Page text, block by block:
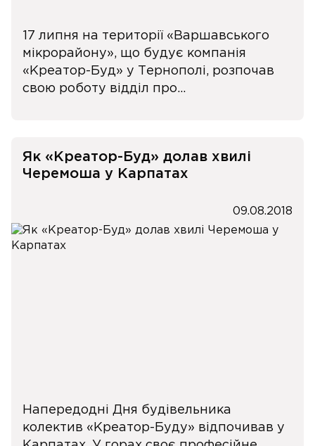
17 липня на території «Варшавського
мікрорайону», що будує компанія
«Креатор-Буд» у Тернополі, розпочав
свою роботу відділ про...
Як «Креатор-Буд» долав хвилі
Черемоша у Карпатах
09.08.2018
Напередодні Дня будівельника
колектив «Креатор-Буду» відпочивав у